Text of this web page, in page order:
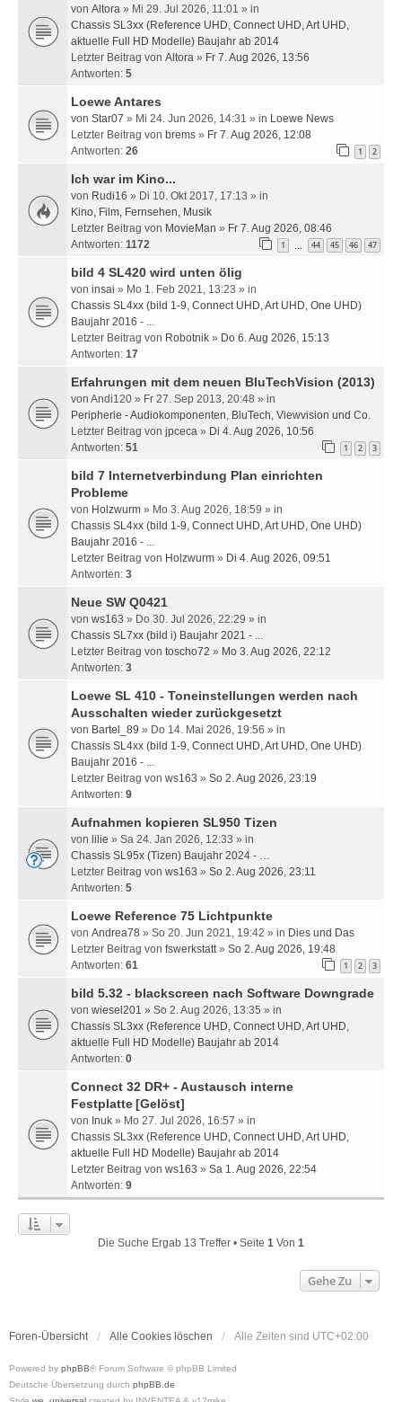
von Altora » Mi 29. Jul 2026, 11:01 » in
Chassis SL3xx (Reference UHD, Connect UHD, Art UHD,
aktuelle Full HD Modelle) Baujahr ab 2014
Letzter Beitrag von Altora » Fr 7. Aug 2026, 13:56
Antworten: 5
Loewe Antares
von Star07 » Mi 24. Jun 2026, 14:31 » in Loewe News
Letzter Beitrag von brems » Fr 7. Aug 2026, 12:08
Antworten: 26 1 2
Ich war im Kino...
von Rudi16 » Di 10. Okt 2017, 17:13 » in
Kino, Film, Fernsehen, Musik
Letzter Beitrag von MovieMan » Fr 7. Aug 2026, 08:46
Antworten: 1172 1 44 45 46 47
bild 4 SL420 wird unten ölig
von insai » Mo 1. Feb 2021, 13:23 » in
Chassis SL4xx (bild 1-9, Connect UHD, Art UHD, One UHD)
Baujahr 2016 - ...
Letzter Beitrag von Robotnik » Do 6. Aug 2026, 15:13
Antworten: 17
Erfahrungen mit dem neuen BluTechVision (2013)
von Andi120 » Fr 27. Sep 2013, 20:48 » in
Peripherie - Audiokomponenten, BluTech, Viewvision und Co.
Letzter Beitrag von jpceca » Di 4. Aug 2026, 10:56
Antworten: 51 1 2 3
bild 7 Internetverbindung Plan einrichten
Probleme
von Holzwurm » Mo 3. Aug 2026, 18:59 » in
Chassis SL4xx (bild 1-9, Connect UHD, Art UHD, One UHD)
Baujahr 2016 - ...
Letzter Beitrag von Holzwurm » Di 4. Aug 2026, 09:51
Antworten: 3
Neue SW Q0421
von ws163 » Do 30. Jul 2026, 22:29 » in
Chassis SL7xx (bild i) Baujahr 2021 - ...
Letzter Beitrag von toscho72 » Mo 3. Aug 2026, 22:12
Antworten: 3
Loewe SL 410 - Toneinstellungen werden nach
Ausschalten wieder zurückgesetzt
von Bartel_89 » Do 14. Mai 2026, 19:56 » in
Chassis SL4xx (bild 1-9, Connect UHD, Art UHD, One UHD)
Baujahr 2016 - ...
Letzter Beitrag von ws163 » So 2. Aug 2026, 23:19
Antworten: 9
Aufnahmen kopieren SL950 Tizen
von lilie » Sa 24. Jan 2026, 12:33 » in
Chassis SL95x (Tizen) Baujahr 2024 - …
Letzter Beitrag von ws163 » So 2. Aug 2026, 23:11
Antworten: 5
Loewe Reference 75 Lichtpunkte
von Andrea78 » So 20. Jun 2021, 19:42 » in Dies und Das
Letzter Beitrag von fswerkstatt» So 2. Aug 2026, 19:48
Antworten: 61 1 2 3
bild 5.32 - blackscreen nach Software Downgrade
von wiesel201 » So 2. Aug 2026, 13:35 » in
Chassis SL3xx (Reference UHD, Connect UHD, Art UHD,
aktuelle Full HD Modelle) Baujahr ab 2014
Antworten: 0
Connect 32 DR+ - Austausch interne
Festplatte[Gelöst]
von Inuk » Mo 27. Jul 2026, 16:57 » in
Chassis SL3xx (Reference UHD, Connect UHD, Art UHD,
aktuelle Full HD Modelle) Baujahr ab 2014
Letzter Beitrag von ws163 » Sa 1. Aug 2026, 22:54
Antworten: 9
Die Suche Ergab 13 Treffer • Seite 1 Von 1
Gehe Zu
Foren-Übersicht Alle Cookies löschen Alle Zeiten sind UTC+02:00
Powered by phpBB® Forum Software © phpBB Limited
Deutsche Übersetzung durch phpBB.de